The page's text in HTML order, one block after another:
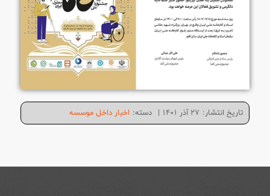
تاریخ انتشار: ۲۷ آذر ۱۴۰۱ | دسته: اخبار داخل موسسه